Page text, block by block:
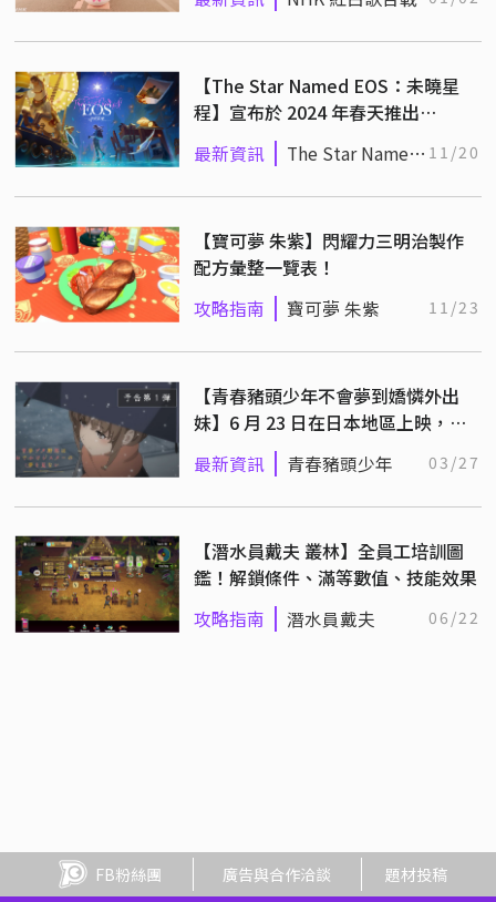
【The Star Named EOS：未曉星
程】宣布於 2024 年春天推出
Nintendo Switch 版！
最新資訊
The Star Named 11/20
【寶可夢 朱紫】閃耀力三明治製作
配方彙整一覽表！
攻略指南 寶可夢 朱紫 11/23
【青春豬頭少年不會夢到嬌憐外出
妹】6 月 23 日在日本地區上映，正
式預告搶先看！
最新資訊 青春豬頭少年 03/27
【潛水員戴夫 叢林】全員工培訓圖
鑑！解鎖條件、滿等數值、技能效果
攻略指南 潛水員戴夫 06/22
FB粉絲團 廣告與合作洽談 題材投稿